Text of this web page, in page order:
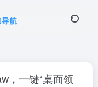
，一键“桌面领